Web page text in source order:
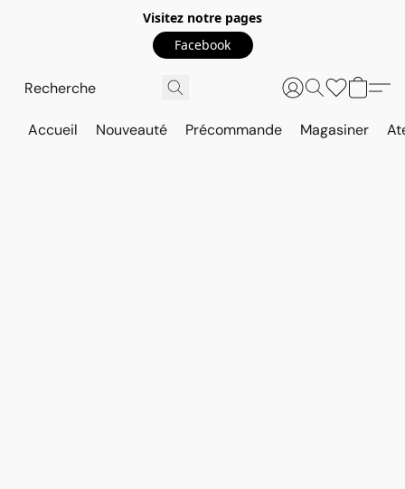
Visitez notre pages
Facebook
Accueil Nouveauté Précommande Magasiner